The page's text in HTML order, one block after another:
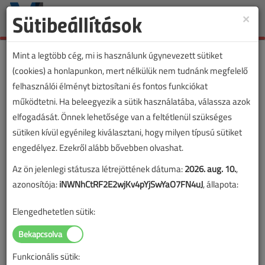
Toggle
1800 kilométer hálózat és
több mint 2800
transzformátor fejlesztése
fejeződött be
2026. május 11. | VL online | 2783 |
×
Sütibeállítások
Mint a legtöbb cég, mi is használunk úgynevezett sütiket
(cookies) a honlapunkon, mert nélkülük nem tudnánk megfelelő
felhasználói élményt biztosítani és fontos funkciókat
működtetni. Ha beleegyezik a sütik használatába, válassza azok
elfogadását. Önnek lehetősége van a feltétlenül szükséges
sütiken kívül egyénileg kiválasztani, hogy milyen típusú sütiket
engedélyez. Ezekről alább bővebben olvashat.
Az ön jelenlegi státusza létrejöttének dátuma:2026. aug. 10.,
azonosítója:iNWNhCtRF2E2wjKv4pYjSwYaO7FN4uJ, állapota:
Elengedhetetlen sütik:
Funkcionális sütik: